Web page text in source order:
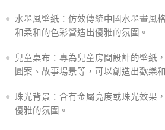
水墨風壁紙：仿效傳統中國水墨畫風
和柔和的色彩營造出優雅的氛圍。
兒童桌布：專為兒童房間設計的壁紙
圖案、故事場景等，可以創造出歡樂
珠光背景：含有金屬亮度或珠光效果
優雅的氛圍。